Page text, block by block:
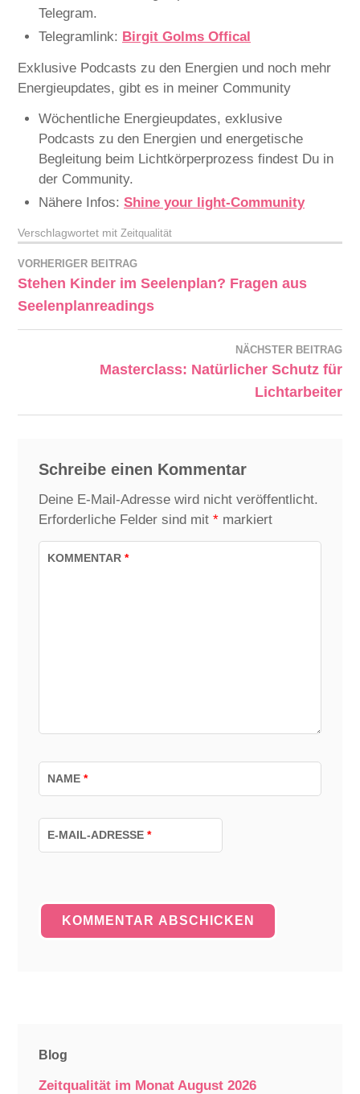
Telegram.
Telegramlink: Birgit Golms Offical
Exklusive Podcasts zu den Energien und noch mehr
Energieupdates, gibt es in meiner Community
Wöchentliche Energieupdates, exklusive
Podcasts zu den Energien und energetische
Begleitung beim Lichtkörperprozess findest Du in
der Community.
Nähere Infos: Shine your light-Community
Verschlagwortet mit Zeitqualität
VORHERIGER BEITRAG
Stehen Kinder im Seelenplan? Fragen aus
Seelenplanreadings
NÄCHSTER BEITRAG
Masterclass: Natürlicher Schutz für
Lichtarbeiter
Schreibe einen Kommentar
Deine E-Mail-Adresse wird nicht veröffentlicht.
Erforderliche Felder sind mit *markiert
KOMMENTAR*
NAME*
E-MAIL-ADRESSE*
Blog
Zeitqualität im Monat August 2026